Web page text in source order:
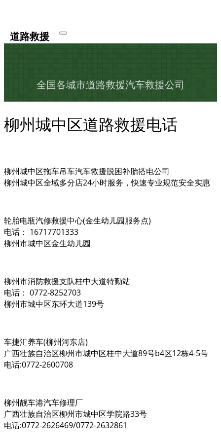
道路救援
全国各城市道路救援汽车救援公司
柳州城中区道路救援电话
柳州城中区拖车吊车汽车救援脱困补胎搭电公司
柳州城中区全域多分店24小时服务，快速专业规范安全实惠
轮胎电瓶汽修救援中心(金生幼儿园服务点)
电话： 16717701333
柳州市城中区金生幼儿园
柳州市消防救援支队桂中大道特勤站
电话： 0772-8252703
柳州市城中区东环大道139号
车捷汇养车(柳州河东店)
广西壮族自治区柳州市城中区桂中大道89号b4区12栋4-5号
电话:0772-2600708
柳州靓车港汽车修理厂
广西壮族自治区柳州市城中区学院路33号
电话:0772-2626469/0772-2632861